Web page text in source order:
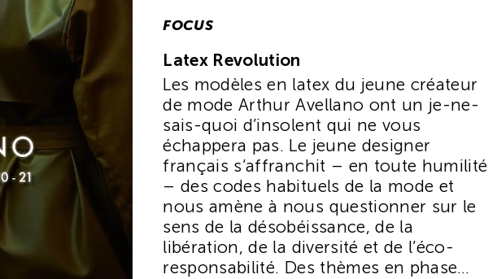
FOCUS
Latex Revolution
Les modèles en latex du jeune créateur
de mode Arthur Avellano ont un je-ne-
sais-quoi d’insolent qui ne vous
échappera pas. Le jeune designer
français s’affranchit – en toute humilité
– des codes habituels de la mode et
nous amène à nous questionner sur le
sens de la désobéissance, de la
libération, de la diversité et de l’éco-
responsabilité. Des thèmes en phase